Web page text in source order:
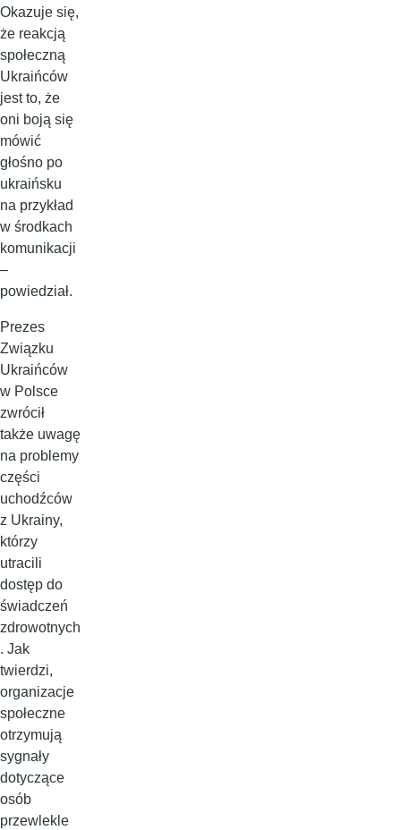
Okazuje się,
że reakcją
społeczną
Ukraińców
jest to, że
oni boją się
mówić
głośno po
ukraińsku
na przykład
w środkach
komunikacji
–
powiedział.
Prezes
Związku
Ukraińców
w Polsce
zwrócił
także uwagę
na problemy
części
uchodźców
z Ukrainy,
którzy
utracili
dostęp do
świadczeń
zdrowotnych
. Jak
twierdzi,
organizacje
społeczne
otrzymują
sygnały
dotyczące
osób
przewlekle